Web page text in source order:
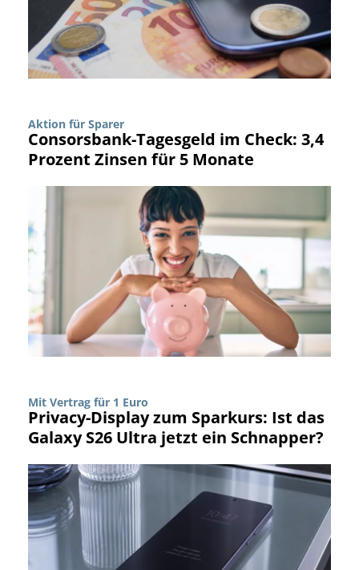
Aktion für Sparer
Consorsbank-Tagesgeld im Check: 3,4
Prozent Zinsen für 5 Monate
Mit Vertrag für 1 Euro
Privacy-Display zum Sparkurs: Ist das
Galaxy S26 Ultra jetzt ein Schnapper?